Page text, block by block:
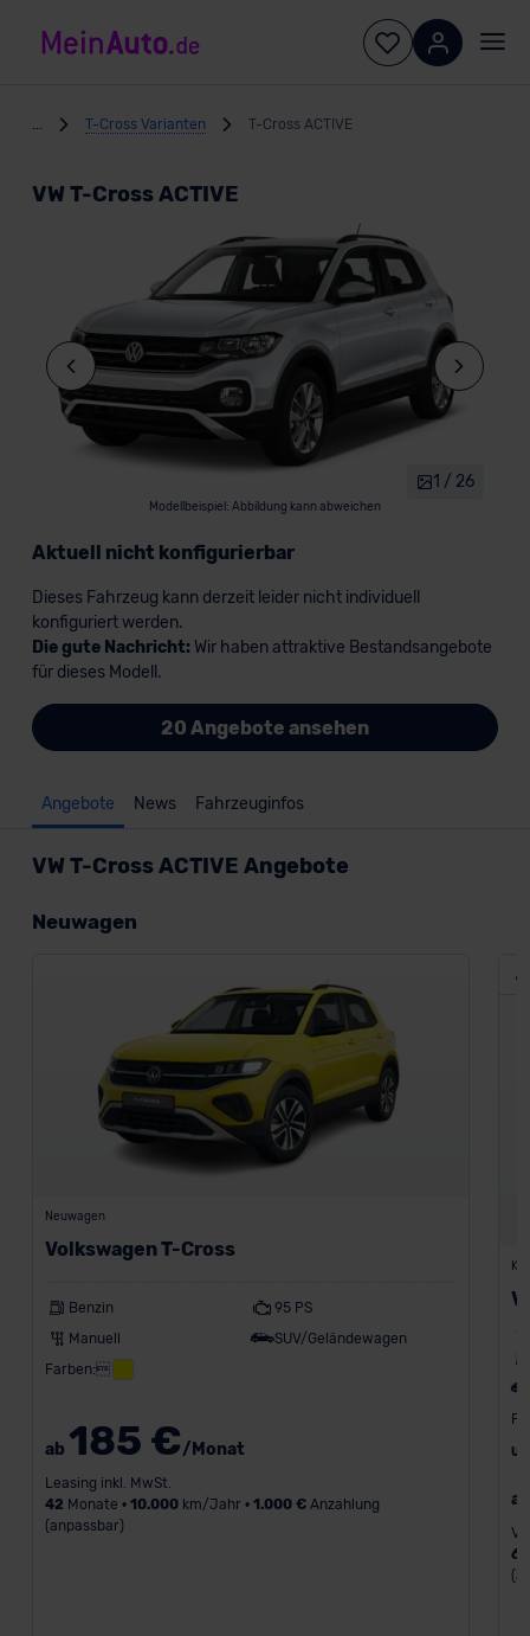
T-Cross Varianten T-Cross ACTIVE
VW T-Cross ACTIVE
Modellbeispiel: Abbildung kann abweichen
1 / 26
Aktuell nicht konfigurierbar
Dieses Fahrzeug kann derzeit leider nicht individuell
konfiguriert werden.
Die gute Nachricht: Wir haben attraktive Bestandsangebote
für dieses Modell.
20 Angebote ansehen
Angebote News Fahrzeuginfos
VW T-Cross ACTIVE Angebote
Neuwagen
Neuwagen
Volkswagen T-Cross
Benzin
95 PS
Manuell
SUV/Geländewagen
Farben:
ab 185 €/Monat
Leasing inkl. MwSt.
42 Monate • 10.000km/Jahr • 1.000 €Anzahlung
(anpassbar)
60